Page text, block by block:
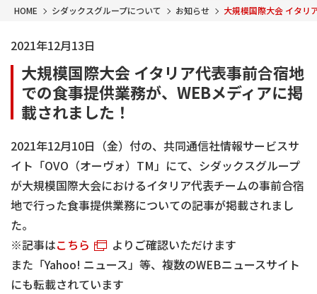
HOME シダックスグループについて お知らせ 大規模国際大会 イタリ
2021年12月13日
大規模国際大会 イタリア代表事前合宿地
での食事提供業務が、WEBメディアに掲
載されました！
2021年12月10日（金）付の、共同通信社情報サービスサ
イト「OVO（オーヴォ）TM」にて、シダックスグループ
が大規模国際大会におけるイタリア代表チームの事前合宿
地で行った食事提供業務についての記事が掲載されまし
た。
※記事はこちら
よりご確認いただけます
また「Yahoo! ニュース」等、複数のWEBニュースサイト
にも転載されています